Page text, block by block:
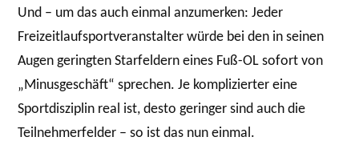
Und – um das auch einmal anzumerken: Jeder
Freizeitlaufsportveranstalter würde bei den in seinen
Augen geringten Starfeldern eines Fuß-OL sofort von
„Minusgeschäft“ sprechen. Je komplizierter eine
Sportdisziplin real ist, desto geringer sind auch die
Teilnehmerfelder – so ist das nun einmal.